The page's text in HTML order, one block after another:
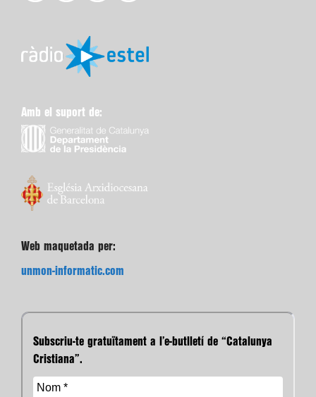
Amb el suport de:
Web maquetada per:
unmon-informatic.com
Subscriu-te gratuïtament a l’e-butlletí de “Catalunya
Cristiana”.